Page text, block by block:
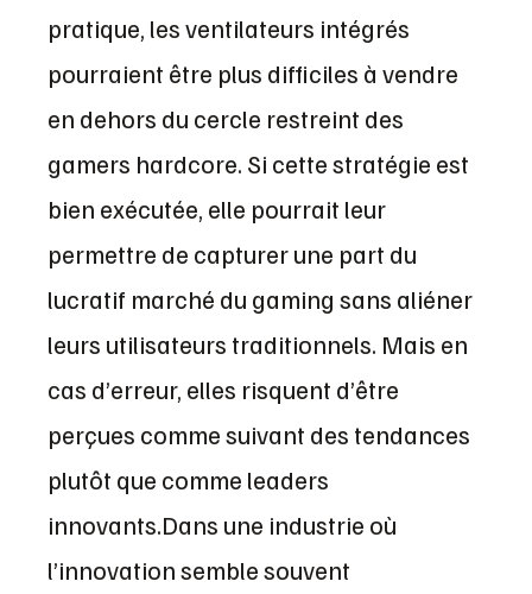
pratique, les ventilateurs intégrés
pourraient être plus difficiles à vendre
en dehors du cercle restreint des
gamers hardcore. Si cette stratégie est
bien exécutée, elle pourrait leur
permettre de capturer une part du
lucratif marché du gaming sans aliéner
leurs utilisateurs traditionnels. Mais en
cas d’erreur, elles risquent d’être
perçues comme suivant des tendances
plutôt que comme leaders
innovants.Dans une industrie où
l’innovation semble souvent